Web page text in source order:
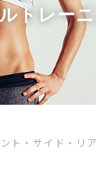
トレー
・サイド・リア